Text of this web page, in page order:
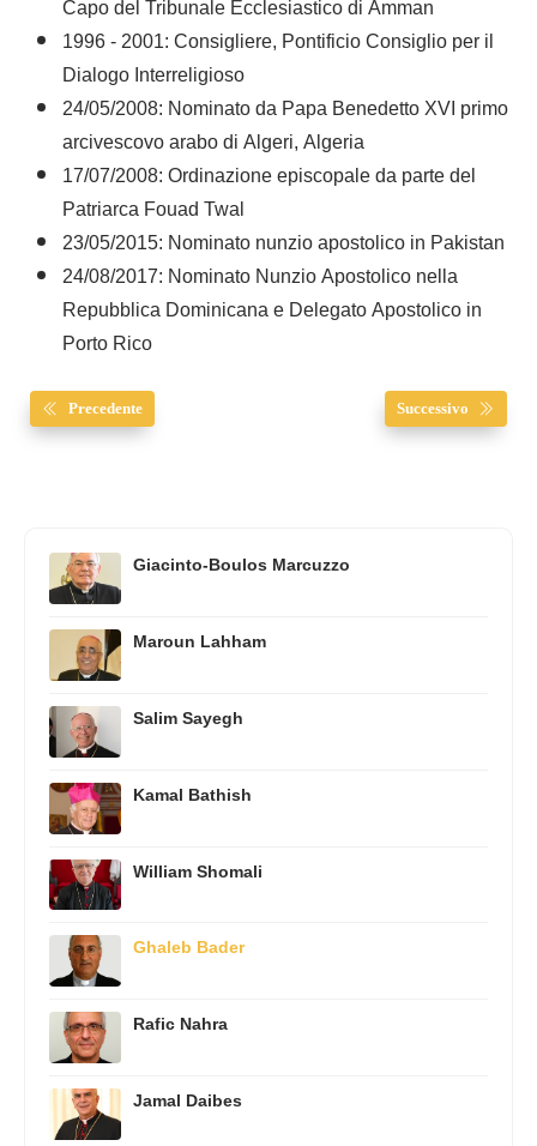
Capo del Tribunale Ecclesiastico di Amman
1996 - 2001: Consigliere, Pontificio Consiglio per il
Dialogo Interreligioso
24/05/2008: Nominato da Papa Benedetto XVI primo
arcivescovo arabo di Algeri, Algeria
17/07/2008: Ordinazione episcopale da parte del
Patriarca Fouad Twal
23/05/2015: Nominato nunzio apostolico in Pakistan
24/08/2017: Nominato Nunzio Apostolico nella
Repubblica Dominicana e Delegato Apostolico in
Porto Rico
Precedente Successivo
Giacinto-Boulos Marcuzzo
Maroun Lahham
Salim Sayegh
Kamal Bathish
William Shomali
Ghaleb Bader
Rafic Nahra
Jamal Daibes